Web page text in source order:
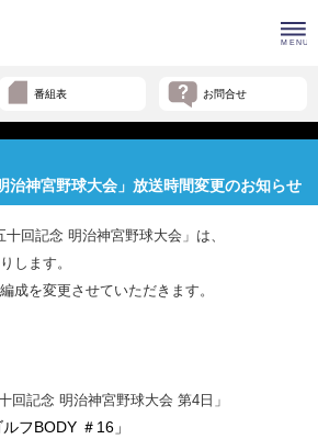
番組表 お問合せ
治神宮野球大会」放送時間変更のお知らせ
回記念 明治神宮野球大会」は、
します。
成を変更させていただきます。
回記念 明治神宮野球大会 第4日」
フBODY ＃16」